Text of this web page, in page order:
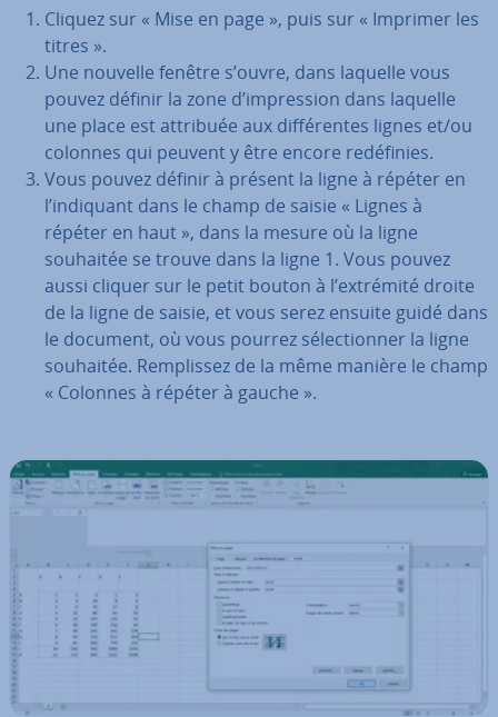
Cliquez sur « Mise en page », puis sur « Imprimer les
titres ».
Une nouvelle fenêtre s’ouvre, dans laquelle vous
pouvez définir la zone d’im­pres­sion dans laquelle
une place est attribuée aux dif­fé­rentes lignes et/ou
colonnes qui peuvent y être encore re­dé­fi­nies.
Vous pouvez définir à présent la ligne à répéter en
l’indiquant dans le champ de saisie « Lignes à
répéter en haut », dans la mesure où la ligne
souhaitée se trouve dans la ligne 1. Vous pouvez
aussi cliquer sur le petit bouton à l’extrémité droite
de la ligne de saisie, et vous serez ensuite guidé dans
le document, où vous pourrez sé­lec­tion­ner la ligne
souhaitée. Rem­plis­sez de la même manière le champ
« Colonnes à répéter à gauche ».